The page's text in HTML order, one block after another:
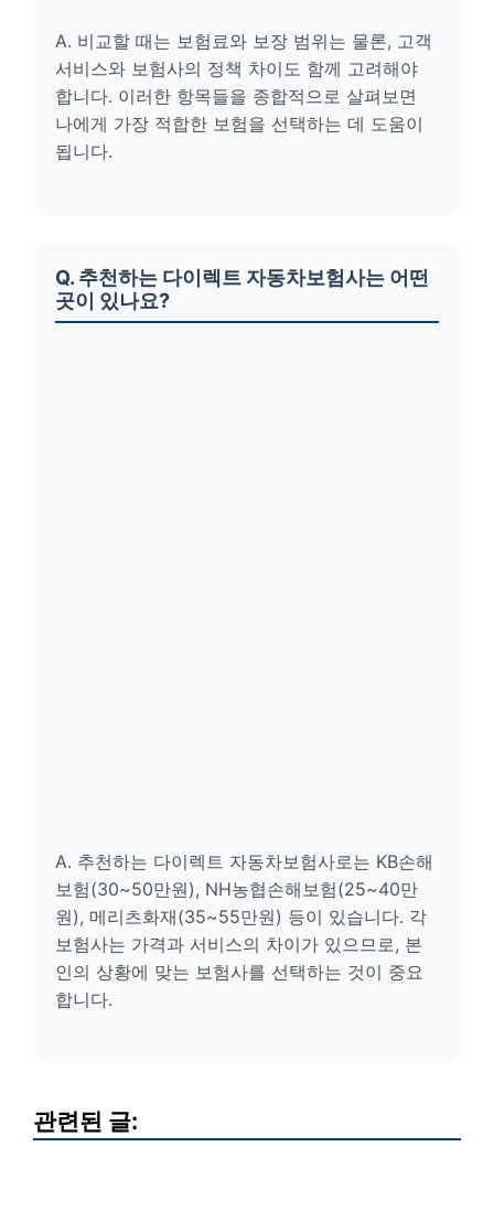
A. 비교할 때는 보험료와 보장 범위는 물론, 고객
서비스와 보험사의 정책 차이도 함께 고려해야
합니다. 이러한 항목들을 종합적으로 살펴보면
나에게 가장 적합한 보험을 선택하는 데 도움이
됩니다.
Q. 추천하는 다이렉트 자동차보험사는 어떤
곳이 있나요?
A. 추천하는 다이렉트 자동차보험사로는 KB손해
보험(30~50만원), NH농협손해보험(25~40만
원), 메리츠화재(35~55만원) 등이 있습니다. 각
보험사는 가격과 서비스의 차이가 있으므로, 본
인의 상황에 맞는 보험사를 선택하는 것이 중요
합니다.
관련된 글: